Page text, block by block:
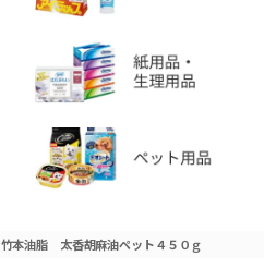
竹本油脂 太香胡麻油ペット４５０ｇ